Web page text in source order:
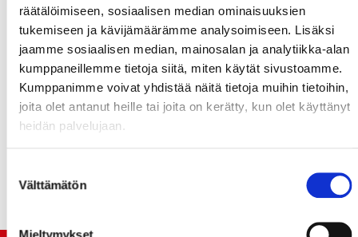
räätälöimiseen, sosiaalisen median ominaisuuksien
tukemiseen ja kävijämäärämme analysoimiseen. Lisäksi
jaamme sosiaalisen median, mainosalan ja analytiikka-alan
kumppaneillemme tietoja siitä, miten käytät sivustoamme.
Kumppanimme voivat yhdistää näitä tietoja muihin tietoihin,
joita olet antanut heille tai joita on kerätty, kun olet käyttänyt
heidän palvelujaan.
valinta
Välttämätön
#22 , #3 ,
MAALIVAHDIT
#32